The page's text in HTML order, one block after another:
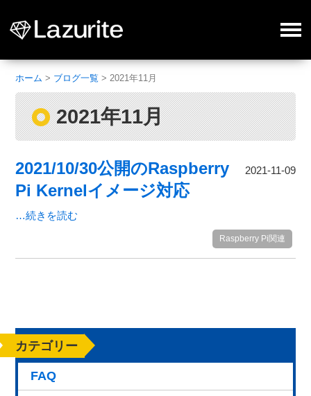
ホーム > ブログ一覧 >2021年11月
2021年11月
2021-11-09
2021/10/30公開のRaspberry
Pi Kernelイメージ対応
…続きを読む
Raspberry Pi関連
カテゴリー
FAQ